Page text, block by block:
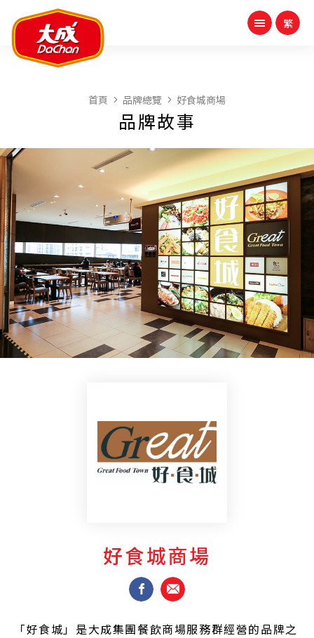
首頁 品牌總覽 好食城商場
品牌故事
好食城商場
「好食城」是大成集團餐飲商場服務群經營的品牌之